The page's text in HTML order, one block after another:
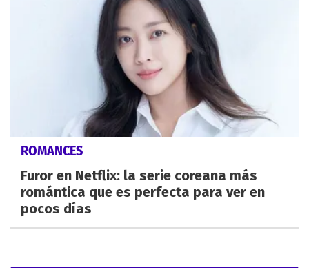
ROMANCES
Furor en Netflix: la serie coreana más
romántica que es perfecta para ver en
pocos días